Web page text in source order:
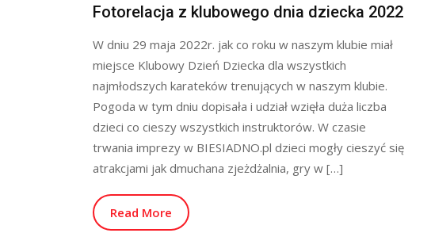
Fotorelacja z klubowego dnia dziecka 2022
W dniu 29 maja 2022r. jak co roku w naszym klubie miał
miejsce Klubowy Dzień Dziecka dla wszystkich
najmłodszych karateków trenujących w naszym klubie.
Pogoda w tym dniu dopisała i udział wzięła duża liczba
dzieci co cieszy wszystkich instruktorów. W czasie
trwania imprezy w BIESIADNO.pl dzieci mogły cieszyć się
atrakcjami jak dmuchana zjeżdżalnia, gry w […]
Read More